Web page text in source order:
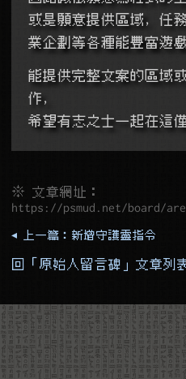
或是願意提供區域, 任
業企劃等各種能豐富遊
能提供完整文案的區域
作,
希望有志之士一起在這
※ 文章網址：
https://psmud.net/board/
◂ 上一篇：新增守護靈指令
回「原始人留言碑」文章列